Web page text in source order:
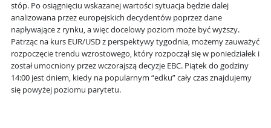
stóp. Po osiągnięciu wskazanej wartości sytuacja będzie dalej
analizowana przez europejskich decydentów poprzez dane
napływające z rynku, a więc docelowy poziom może być wyższy.
Patrząc na kurs EUR/USD z perspektywy tygodnia, możemy zauważyć
rozpoczęcie trendu wzrostowego, który rozpoczął się w poniedziałek i
został umocniony przez wczorajszą decyzje EBC. Piątek do godziny
14:00 jest dniem, kiedy na popularnym “edku” cały czas znajdujemy
się powyżej poziomu parytetu.